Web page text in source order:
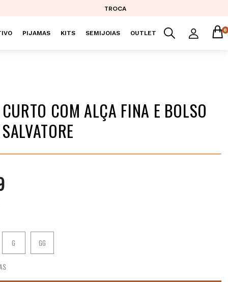
TROCA
PIJAMAS KITS SEMIJOIAS OUTLET 0
COM ALÇA FINA E BOLSO
G GG